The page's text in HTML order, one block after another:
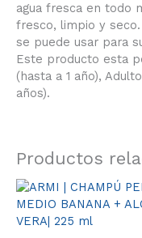
agua fresca en todo
fresco, limpio y
se puede usar para
Este producto esta
(hasta a 1 año),
años).
Productos